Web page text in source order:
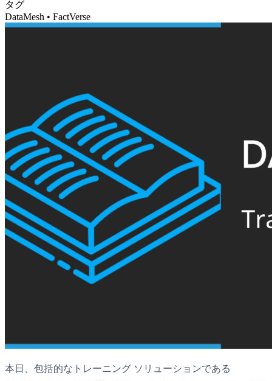
タグ
DataMesh • FactVerse
本日、包括的なトレーニング ソリューションである